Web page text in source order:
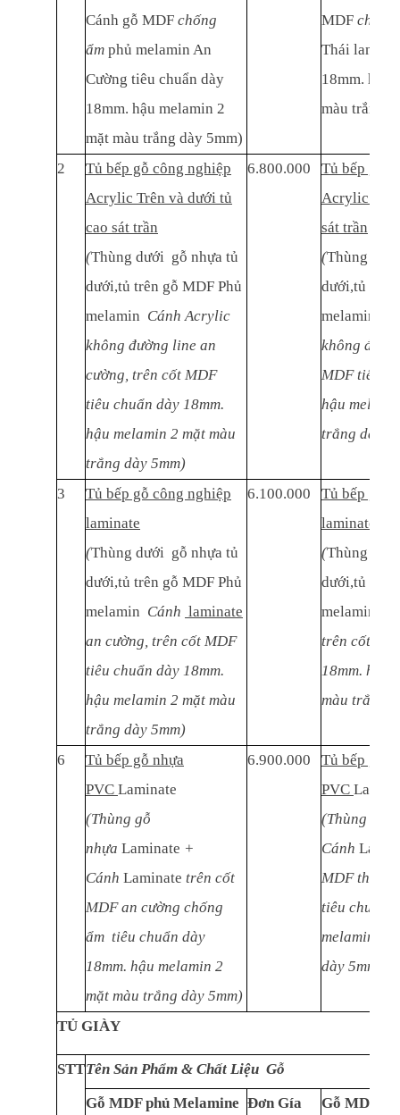
Cánh gỗ MDF chống
ẩm phủ melamin An
Cường tiêu chuẩn dày
18mm. hậu melamin 2
mặt màu trắng dày 5mm)
MDF chống
Thái lan
18mm. hậu
màu trắng
2
Tủ bếp gỗ công nghiệp
Acrylic Trên và dưới tủ
cao sát trần
(Thùng dưới gỗ nhựa tủ
dưới,tủ trên gỗ MDF Phủ
melamin Cánh Acrylic
không đường line an
cường, trên cốt MDF
tiêu chuẩn dày 18mm.
hậu melamin 2 mặt màu
trắng dày 5mm)
6.800.000
Tủ bếp gỗ
Acrylic
sát trần
(Thùng
dưới,tủ trên
melamin
không
MDF tiêu
hậu
trắng dày
3
Tủ bếp gỗ công nghiệp
laminate
(Thùng dưới gỗ nhựa tủ
dưới,tủ trên gỗ MDF Phủ
melamin Cánh laminate
an cường, trên cốt MDF
tiêu chuẩn dày 18mm.
hậu melamin 2 mặt màu
trắng dày 5mm)
6.100.000
Tủ bếp gỗ
laminate
(Thùng
dưới,tủ trên
melamin
trên cốt
18mm. hậu
màu trắng
6
Tủ bếp gỗ nhựa
PVC Laminate
(Thùng gỗ
nhựa Laminate +
Cánh Laminate trên cốt
MDF an cường chống
ẩm tiêu chuẩn dày
18mm. hậu melamin 2
mặt màu trắng dày 5mm)
6.900.000
Tủ bếp gỗ
PVC
(Thùng gỗ
Cánh
MDF thái
tiêu chuẩn
melamin 2
dày 5mm)
TỦ GIÀY
STTTên Sản Phẩm & Chất Liệu Gỗ
Gỗ MDF phủ Melamine Đơn Gía
Gỗ MDF